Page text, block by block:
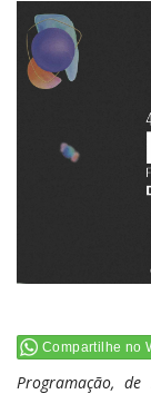
Compartilhe no
Programação,